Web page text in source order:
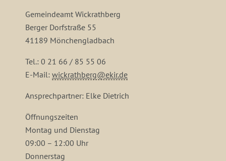
Gemeindeamt Wickrathberg
Berger Dorfstraße 55
41189 Mönchengladbach
Tel.: 0 21 66 / 85 55 06
E-Mail: wickrathberg@ekir.de
Ansprechpartner: Elke Dietrich
Öffnungszeiten
Montag und Dienstag
09:00 – 12:00 Uhr
Donnerstag